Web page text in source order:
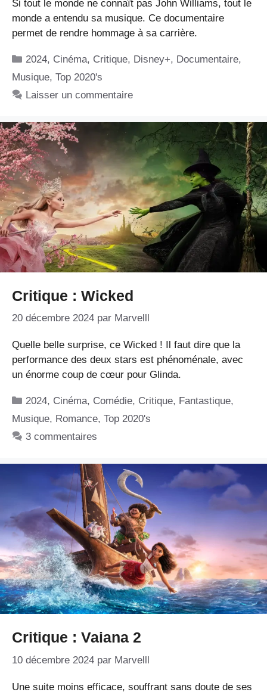
Si tout le monde ne connaît pas John Williams, tout le
monde a entendu sa musique. Ce documentaire
permet de rendre hommage à sa carrière.
Catégories
2024, Cinéma, Critique, Disney+, Documentaire,
Musique, Top 2020's
Laisser un commentaire
Critique : Wicked
20 décembre 2024 par Marvelll
Quelle belle surprise, ce Wicked ! Il faut dire que la
performance des deux stars est phénoménale, avec
un énorme coup de cœur pour Glinda.
Catégories
2024, Cinéma, Comédie, Critique, Fantastique,
Musique, Romance, Top 2020's
3 commentaires
Critique : Vaiana 2
10 décembre 2024 par Marvelll
Une suite moins efficace, souffrant sans doute de ses